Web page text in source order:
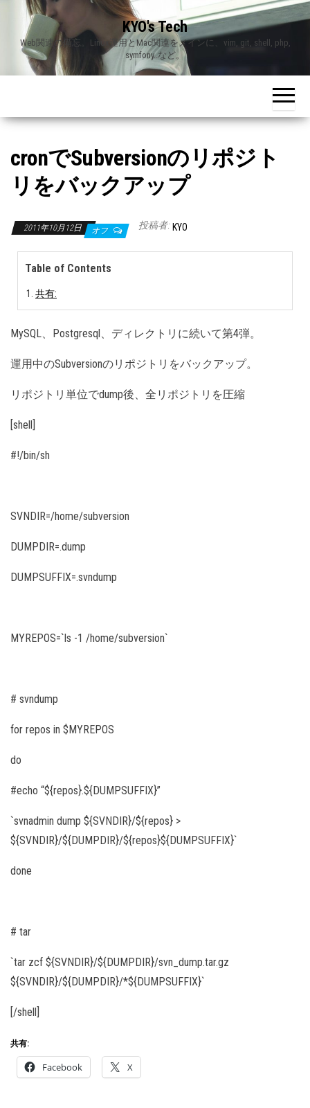
content
KYO's Tech
Web関連の備忘。Linux運用とMac関連をメインに、vim, git, shell, php,
symfony..など。
cronでSubversionのリポジト
リをバックアップ
2011年10月12日 オフ 投稿者: KYO
Table of Contents
共有:
MySQL、Postgresql、ディレクトリに続いて第4弾。
運用中のSubversionのリポジトリをバックアップ。
リポジトリ単位でdump後、全リポジトリを圧縮
[shell]
#!/bin/sh
SVNDIR=/home/subversion
DUMPDIR=.dump
DUMPSUFFIX=.svndump
MYREPOS=`ls -1 /home/subversion`
# svndump
for repos in $MYREPOS
do
#echo “${repos}.${DUMPSUFFIX}”
`svnadmin dump ${SVNDIR}/${repos} >
${SVNDIR}/${DUMPDIR}/${repos}${DUMPSUFFIX}`
done
# tar
`tar zcf ${SVNDIR}/${DUMPDIR}/svn_dump.tar.gz
${SVNDIR}/${DUMPDIR}/*${DUMPSUFFIX}`
[/shell]
共有:
Facebook X